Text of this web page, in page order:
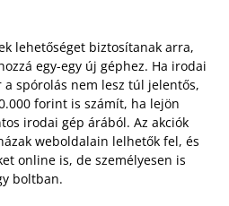
lehetőséget biztosítanak arra,
egy-egy új géphez. Ha irodai
spórolás nem lesz túl jelentős,
forint is számít, ha lejön
irodai gép árából. Az akciók
weboldalain lelhetők fel, és
online is, de személyesen is
boltban.